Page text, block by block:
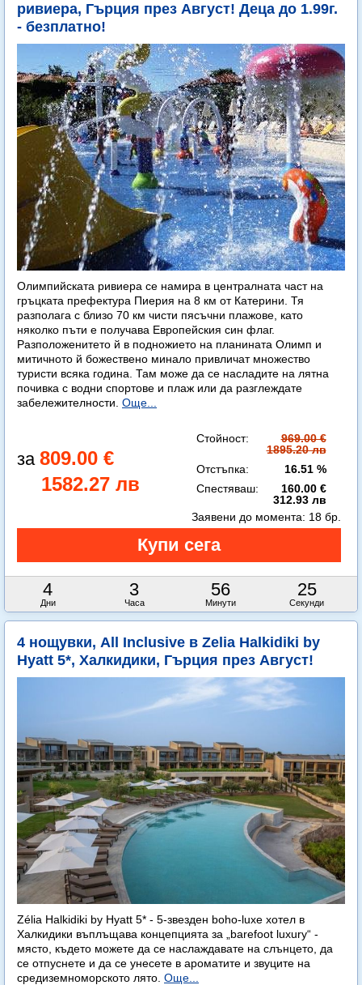
ривиера, Гърция през Август! Деца до 1.99г.
- безплатно!
Олимпийската ривиера се намира в централната част на
гръцката префектура Пиерия на 8 км от Катерини. Тя
разполага с близо 70 км чисти пясъчни плажове, като
няколко пъти е получава Европейския син флаг.
Разположенитето й в подножието на планината Олимп и
митичното й божествено минало привличат множество
туристи всяка година. Там може да се насладите на лятна
почивка с водни спортове и плаж или да разглеждате
забележителности. Още...
809.00 €
1582.27 лв
Стойност:
969.00 €
1895.20 лв
Отстъпка:
16.51 %
Спестяваш:
160.00 €
312.93 лв
4
Дни
3
Часа
56
Минути
24
Секунди
Заявени до момента: 18 бр.
4 нощувки, All Inclusive в Zelia Halkidiki by
Hyatt 5*, Халкидики, Гърция през Август!
Zélia Halkidiki by Hyatt 5* - 5-звезден boho-luxe хотел в
Халкидики въплъщава концепцията за „barefoot luxury“ -
място, където можете да се наслаждавате на слънцето, да
се отпуснете и да се унесете в ароматите и звуците на
средиземноморското лято. Още...